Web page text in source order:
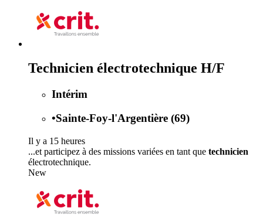
Technicien électrotechnique H/F
Intérim
•Sainte-Foy-l'Argentière (69)
Il y a 15 heures
...et participez à des missions variées en tant que technicien
électrotechnique.
New